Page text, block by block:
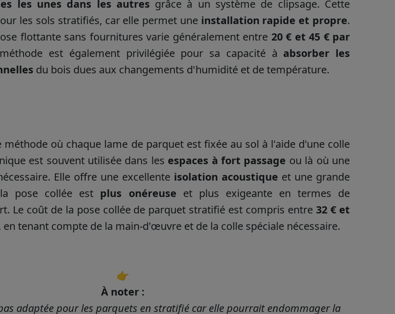
les unes dans les autres grâce à un système de clipsage. Cette
les sols stratifiés, car elle permet une installation rapide et propre.
flottante sans fournitures varie généralement entre 20 € et 45 € par
est également privilégiée pour sa capacité à absorber les
du bois dues aux changements d'humidité et de température.
méthode où chaque lame de parquet est fixée au sol à l'aide d'une colle
est souvent utilisée dans les espaces à fort passage ou là où une
Elle offre une excellente isolation acoustique et une grande
pose collée est plus onéreuse et plus exigeante en termes de
Le coût de la pose collée de parquet stratifié est compris entre32 € et
en tenant compte de la main-d'œuvre et de la colle spéciale nécessaire.
👉
À noter :
adaptée pour les parquets en stratifié car elle pourrait endommager la